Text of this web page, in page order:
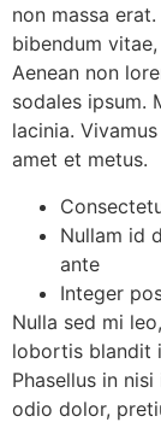
non massa
bibendum
Aenean non
sodales ipsum.
lacinia.
amet et metus.
Nullam id
ante
Integer
Nulla sed mi
lobortis blandit
Phasellus in
odio dolor,